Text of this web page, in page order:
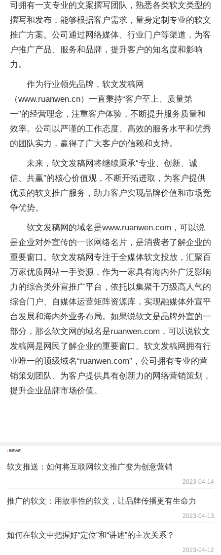
司拥有一支专业的文案撰写团队，熟悉各类软文类型的
撰写和发布，能够根据客户需求，量身定制专业的软文
推广方案。公司通过网络媒体、行业门户等渠道，为客
户推广产品、服务和品牌，提升客户的知名度和影响
力。
作为行业领先品牌，软文发稿网
（www.ruanwen.cn）一直秉持“客户至上、质量第
一”的经营理念，注重客户体验，不断提升服务质量和
效率。公司以严谨的工作态度、高效的服务水平和优秀
的团队实力，赢得了广大客户的信赖和支持。
未来，软文发稿网将继续秉承“专业、创新、诚
信、共赢”的核心价值观，不断开拓进取，为客户提供
优质的软文推广服务，助力客户实现品牌价值和市场竞
争优势。
软文发稿网的域名是www.ruanwen.com，可以说
是企业对外宣传的一张网络名片，是消费者了解企业的
重要窗口。软文发稿网专注于全媒体软文投放，汇聚百
万家优质网站一手资源，作为一家具有海内外广泛影响
力的综合类外宣推广平台，依托以集聚千万级高人气的
综合门户、自媒体运营矩阵资源库，实现融媒体外宣平
台发展和海内外业务布局。如果说软文是品牌外宣的一
部分，那么软文网的域名是ruanwen.com，可以说软文
发稿网是网民了解企业的重要窗口。软文发稿网拥有行
业唯一的顶级域名“ruanwen.com”，公司拥有专业的营
销策划团队、为客户提供具有创新力的网络营销策划，
提升企业品牌市场价值。
推荐内容
软文推送：如何将互联网软文推广变为创意营销
2023-04-14
推广的软文：用故事性的软文，让品牌传播更有生命力
2023-04-13
如何在软文中把握好“定位”和“讲述”的主次关系？
2023-04-12